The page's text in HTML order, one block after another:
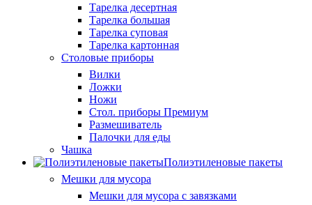
Тарелка десертная
Тарелка большая
Тарелка суповая
Тарелка картонная
Столовые приборы
Вилки
Ложки
Ножи
Стол. приборы Премиум
Размешиватель
Палочки для еды
Чашка
Полиэтиленовые пакеты
Мешки для мусора
Мешки для мусора с завязками